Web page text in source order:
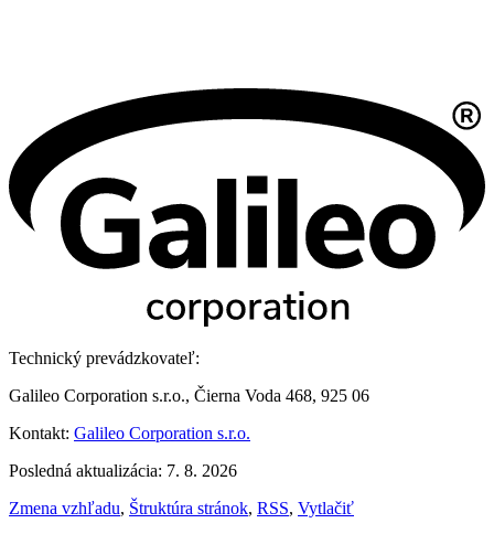
Technický prevádzkovateľ:
Galileo Corporation s.r.o., Čierna Voda 468, 925 06
Kontakt: Galileo Corporation s.r.o.
Posledná aktualizácia: 7. 8. 2026
Zmena vzhľadu, Štruktúra stránok, RSS, Vytlačiť